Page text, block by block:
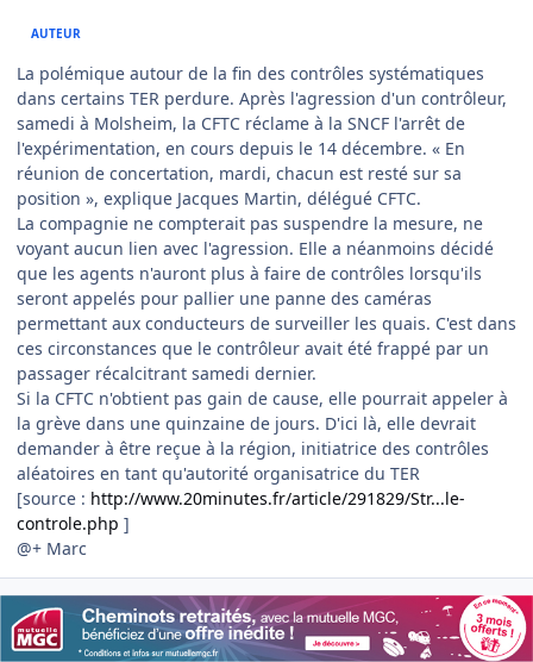
AUTEUR
La polémique autour de la fin des contrôles systématiques
dans certains TER perdure. Après l'agression d'un contrôleur,
samedi à Molsheim, la CFTC réclame à la SNCF l'arrêt de
l'expérimentation, en cours depuis le 14 décembre. « En
réunion de concertation, mardi, chacun est resté sur sa
position », explique Jacques Martin, délégué CFTC.
La compagnie ne compterait pas suspendre la mesure, ne
voyant aucun lien avec l'agression. Elle a néanmoins décidé
que les agents n'auront plus à faire de contrôles lorsqu'ils
seront appelés pour pallier une panne des caméras
permettant aux conducteurs de surveiller les quais. C'est dans
ces circonstances que le contrôleur avait été frappé par un
passager récalcitrant samedi dernier.
Si la CFTC n'obtient pas gain de cause, elle pourrait appeler à
la grève dans une quinzaine de jours. D'ici là, elle devrait
demander à être reçue à la région, initiatrice des contrôles
aléatoires en tant qu'autorité organisatrice du TER
[source : http://www.20minutes.fr/article/291829/Str...le-
controle.php ]
@+ Marc